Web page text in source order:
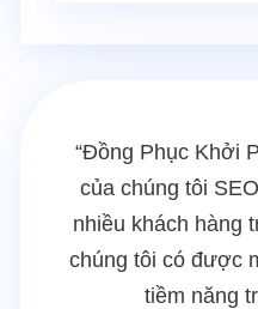
“Đồng Phục Khởi
của chúng tôi
nhiều khách hàng
chúng tôi có được
tiềm năng